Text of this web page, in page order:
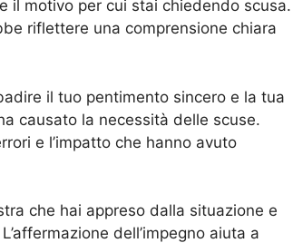
il motivo per cui stai chiedendo scusa.
riflettere una comprensione chiara
il tuo pentimento sincero e la tua
causato la necessità delle scuse.
e l’impatto che hanno avuto
che hai appreso dalla situazione e
dell’impegno aiuta a